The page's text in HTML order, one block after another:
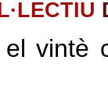
el vintè